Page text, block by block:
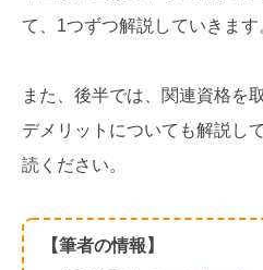
て、1つずつ解説していきます
また、後半では、関連資格を
デメリットについても解説し
読ください。
【筆者の情報】